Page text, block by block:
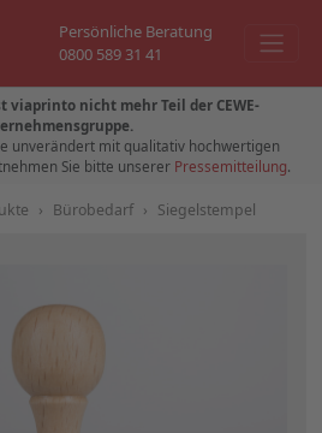
Persönliche Beratung
0800 589 31 41
viaprinto nicht mehr Teil der CEWE-
unverändert mit qualitativ hochwertigen
Sie bitte unserer Pressemitteilung.
› Bürobedarf› Siegelstempel